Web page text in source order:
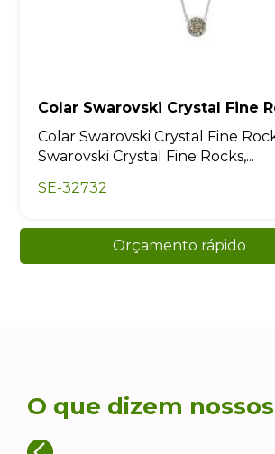
Colar Swarovski Crystal Fine
Colar Swarovski Crystal Fine
Swarovski Crystal Fine Rocks,...
SE-32732
Orçamento rápido
O que dizem